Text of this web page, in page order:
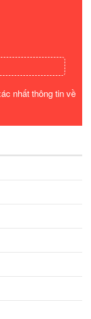
nhất thông tin về